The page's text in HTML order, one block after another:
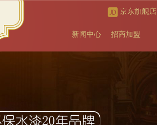
京东旗舰店
招商加盟
新闻中心